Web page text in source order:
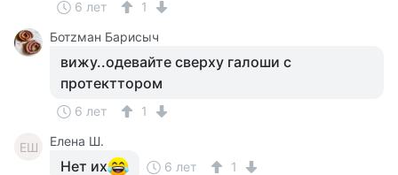
6 лет
1
Ботzман Барисыч
вижу..одевайте сверху галоши с
протекттором
6 лет 1
ЕШ Елена Ш.
Нет их 6 лет 1